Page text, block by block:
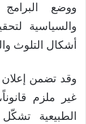
ووضع البرامج
والسياسية
أشكال التلوث
غير ملزم
الطبيعية